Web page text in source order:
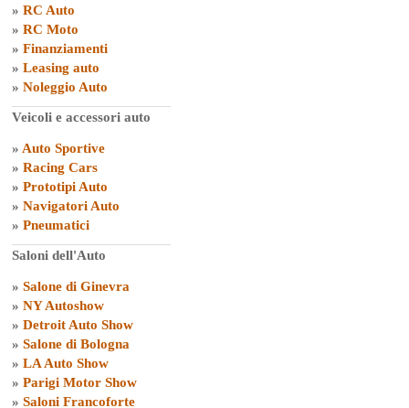
» RC Auto
» RC Moto
» Finanziamenti
» Leasing auto
» Noleggio Auto
Veicoli e accessori auto
» Auto Sportive
» Racing Cars
» Prototipi Auto
» Navigatori Auto
» Pneumatici
Saloni dell'Auto
» Salone di Ginevra
» NY Autoshow
» Detroit Auto Show
» Salone di Bologna
» LA Auto Show
» Parigi Motor Show
» Saloni Francoforte